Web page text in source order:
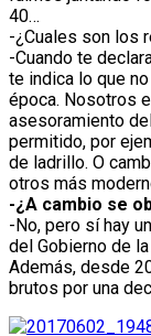
40…
-¿Cuales son los
-Cuando te
te indica lo que
época. Nosotros
asesoramiento
permitido, por
de ladrillo. O
otros más
-¿A cambio se
-No, pero sí hay
del Gobierno de
Además, desde
brutos por una